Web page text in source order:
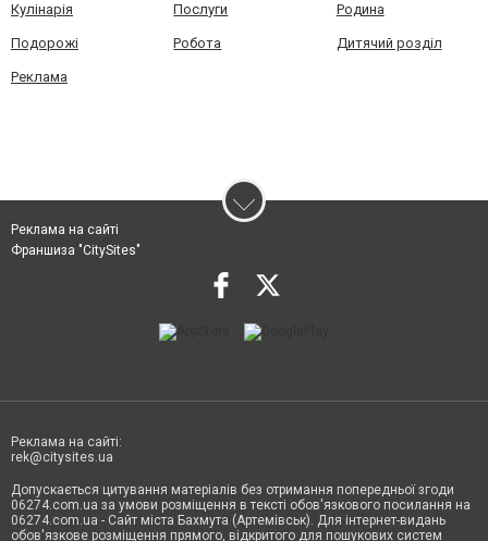
Кулінарія Послуги Родина
Подорожі Робота Дитячий розділ
Реклама
Реклама на сайті
Франшиза "CitySites"
Реклама на сайті:
rek@citysites.ua
Допускається цитування матеріалів без отримання попередньої згоди
06274.com.ua за умови розміщення в тексті обов'язкового посилання на
06274.com.ua - Сайт міста Бахмута (Артемівськ). Для інтернет-видань
обов'язкове розміщення прямого, відкритого для пошукових систем